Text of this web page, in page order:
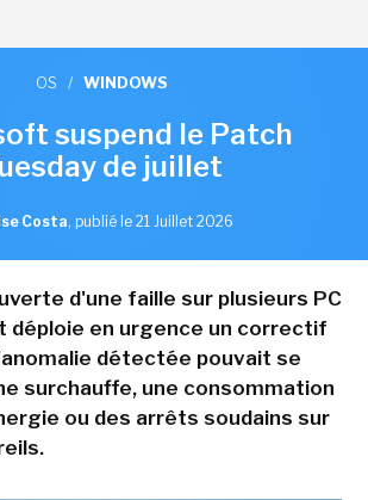
OS / WINDOWS
suspend le Patch
de juillet
Costa, publié le 21 Juillet 2026
d'une faille sur plusieurs PC
déploie en urgence un correctif
détectée pouvait se
surchauffe, une consommation
ou des arrêts soudains sur